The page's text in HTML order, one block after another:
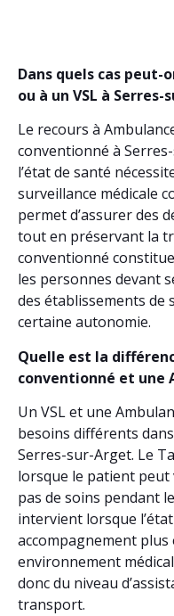
Dans quels cas peut-
ou à un VSL à Serres-
Le recours à
conventionné à
l’état de santé
surveillance médicale
permet d’assurer des
tout en préservant la
conventionné
les personnes devant
des établissements de
certaine autonomie.
Quelle est la
conventionné et une
Un VSL et une
besoins différents
Serres-sur-Arget. Le
lorsque le patient peut
pas de soins pendant
intervient lorsque
accompagnement plus
environnement
donc du niveau
transport.